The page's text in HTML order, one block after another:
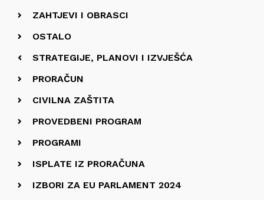
ZAHTJEVI I OBRASCI
OSTALO
STRATEGIJE, PLANOVI I IZVJEŠĆA
PRORAČUN
CIVILNA ZAŠTITA
PROVEDBENI PROGRAM
PROGRAMI
ISPLATE IZ PRORAČUNA
IZBORI ZA EU PARLAMENT 2024